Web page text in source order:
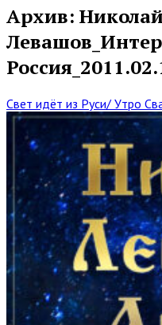
Архив: Николай
Свет идёт из Руси/ Утро